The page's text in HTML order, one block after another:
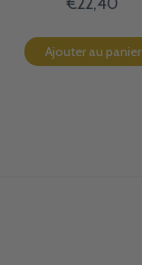
Ajouter au panier